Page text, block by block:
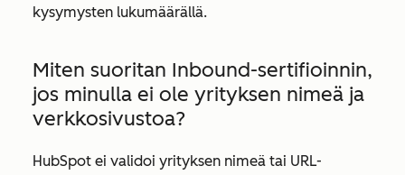
kysymysten lukumäärällä.
Miten suoritan Inbound-sertifioinnin,
jos minulla ei ole yrityksen nimeä ja
verkkosivustoa?
HubSpot ei validoi yrityksen nimeä tai URL-